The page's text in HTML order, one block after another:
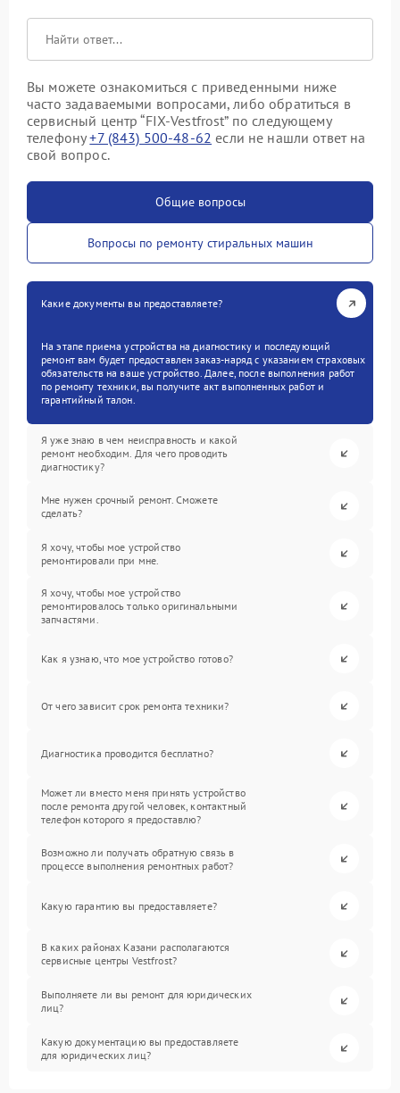
Вы можете ознакомиться с приведенными ниже
часто задаваемыми вопросами, либо обратиться в
сервисный центр “FIX-Vestfrost” по следующему
телефону+7 (843) 500-48-62 если не нашли ответ на
свой вопрос.
Общие вопросы
Вопросы по ремонту стиральных машин
Какие документы вы предоставляете?
На этапе приема устройства на диагностику и последующий
ремонт вам будет предоставлен заказ-наряд с указанием страховых
обязательств на ваше устройство. Далее, после выполнения работ
по ремонту техники, вы получите акт выполненных работ и
гарантийный талон.
Я уже знаю в чем неисправность и какой
ремонт необходим. Для чего проводить
диагностику?
Мне нужен срочный ремонт. Сможете
сделать?
Я хочу, чтобы мое устройство
ремонтировали при мне.
Я хочу, чтобы мое устройство
ремонтировалось только оригинальными
запчастями.
Как я узнаю, что мое устройство готово?
От чего зависит срок ремонта техники?
Диагностика проводится бесплатно?
Может ли вместо меня принять устройство
после ремонта другой человек, контактный
телефон которого я предоставлю?
Возможно ли получать обратную связь в
процессе выполнения ремонтных работ?
Какую гарантию вы предоставляете?
В каких районах Казани располагаются
сервисные центры Vestfrost?
Выполняете ли вы ремонт для юридических
лиц?
Какую документацию вы предоставляете
для юридических лиц?